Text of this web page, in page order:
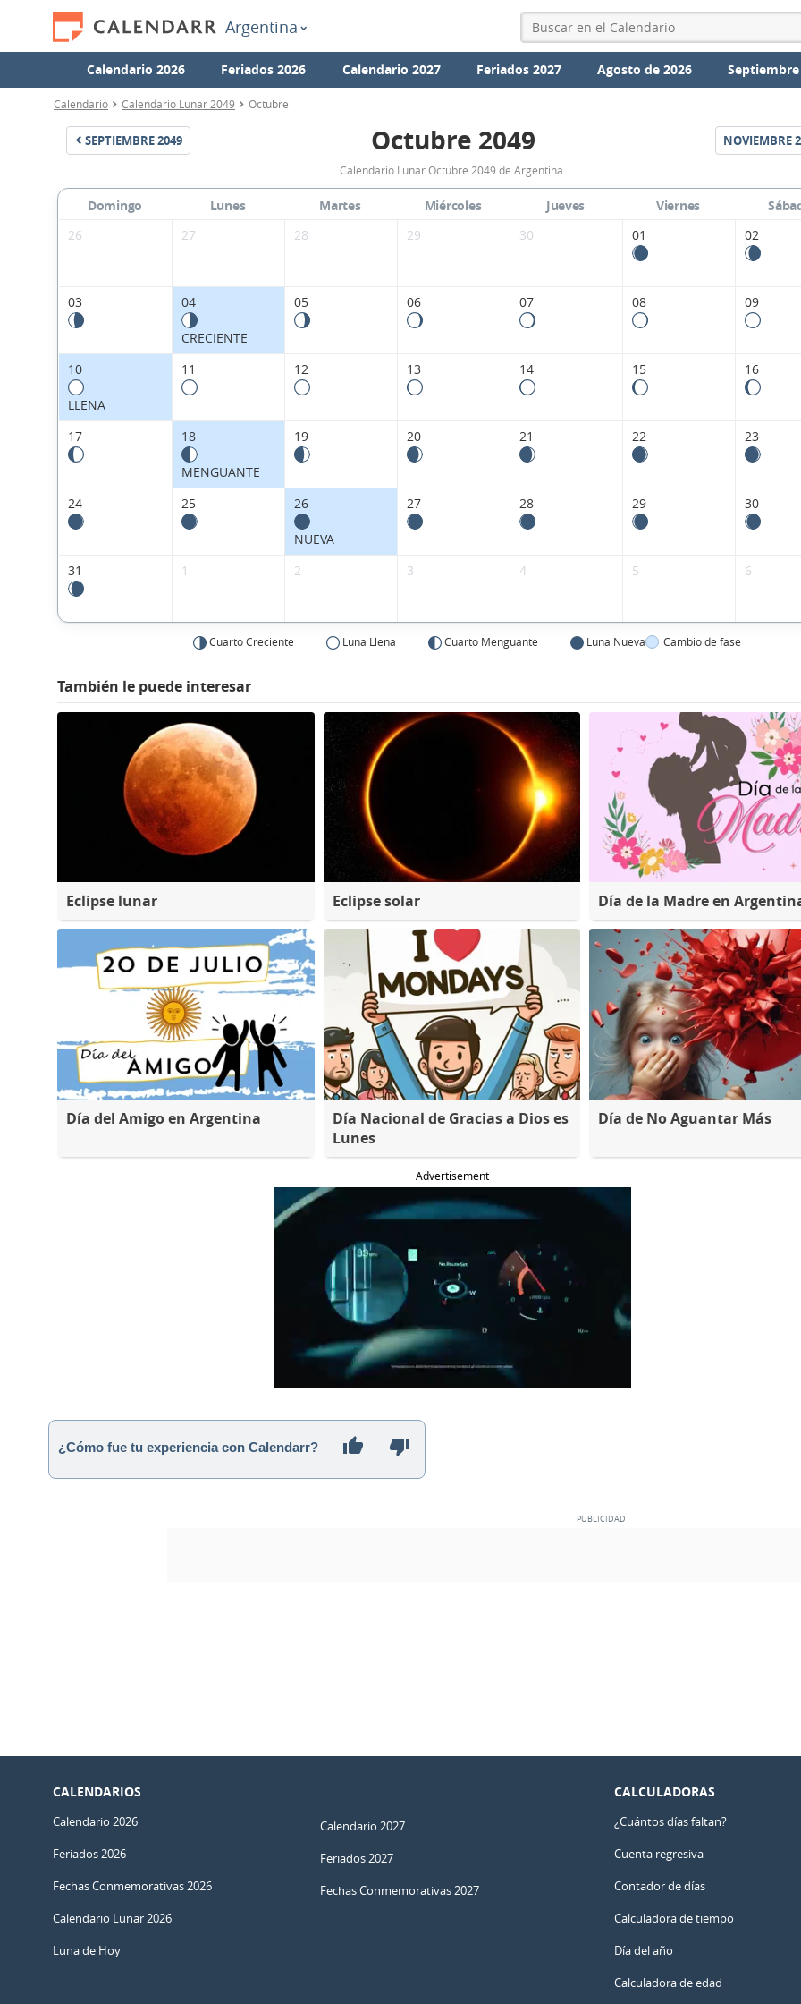
Argentina
Calendario 2026 Feriados 2026 Calendario 2027 Feriados 2027 Agosto de 2026
Calendario Calendario Lunar 2049 Octubre
SEPTIEMBRE2049
Calendario
Lunar
Octubre
Argentina.
Octubre 2049 NOVIEMBRE
Calendario Lunar Octubre 2049 de Argentina.
Domingo Lunes Martes Miércoles Jueves Viernes
26
27 28 29 30 01 02
03 04
CRECIENTE
05 06 07 08 09
10
LLENA
11 12 13 14 15 16
17 18
MENGUANTE
19 20 21 22 23
24 25 26
NUEVA
27 28 29 30
31 1 2 3 4 5 6
Cuarto Creciente Luna Llena Cuarto Menguante Luna Nueva Cambio de fase
También le puede interesar
Eclipse lunar Eclipse solar Día de la Madre en
Día del Amigo en Argentina
Día Nacional de Gracias a Dios es
Lunes
Día de No Aguantar Más
Advertisement
¿Cómo fue tu experiencia con Calendarr?
CALENDARIOS
Calendario 2026
Feriados 2026
Fechas Conmemorativas 2026
Calendario Lunar 2026
Luna de Hoy
Calendario 2027
Feriados 2027
Fechas Conmemorativas 2027
CALCULADORAS
¿Cuántos días faltan?
Cuenta regresiva
Contador de días
Calculadora de tiempo
Día del año
Calculadora de edad